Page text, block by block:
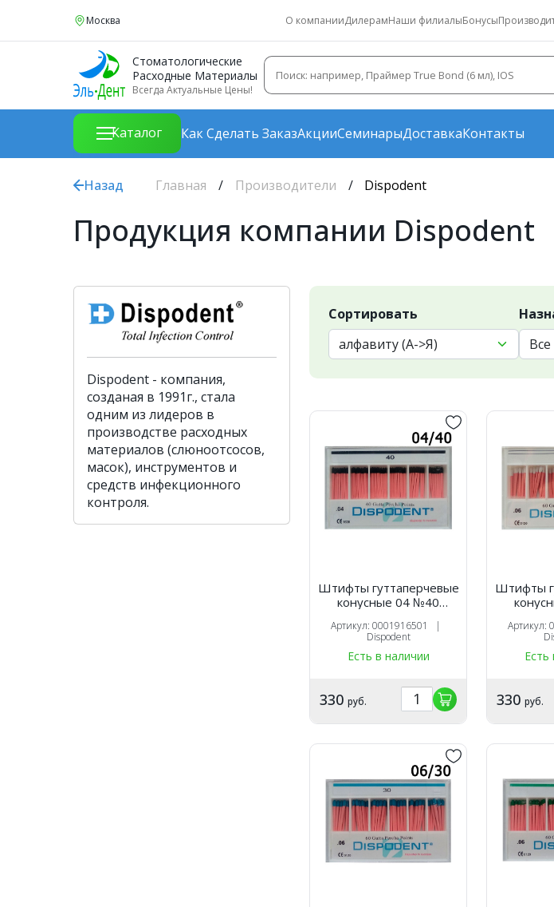
Москва О компанииДилерамНаши филиалыБонусы
Стоматологические
Расходные Материалы
Всегда Актуальные Цены!
Каталог Как Сделать ЗаказАкцииСеминарыДоставкаКонтакты
Назад Главная Производители Dispodent
Продукция компании Dispodent
Dispodent - компания,
созданая в 1991г., стала
одним из лидеров в
производстве расходных
материалов (слюноотсосов,
масок), инструментов и
средств инфекционного
контроля.
Сортировать
Штифты гуттаперчевые
конусные 04 №40
Артикул: 0001916501 |
Dispodent
Есть в наличии
330 руб.
Штифты
Артикул:
Есть
330 руб.